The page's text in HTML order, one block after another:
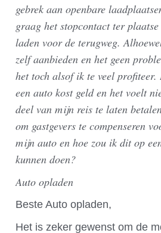
gebrek aan openbare
graag het stopcontact ter
laden voor de terugweg.
zelf aanbieden en het geen
het toch alsof ik te veel
een auto kost geld en het voelt
deel van mijn reis te laten
om gastgevers te compenseren
mijn auto en hoe zou ik dit op
kunnen doen?
Auto opladen
Beste Auto opladen,
Het is zeker gewenst om de